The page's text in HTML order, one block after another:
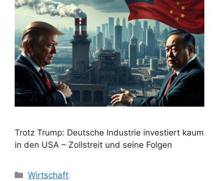
Trotz Trump: Deutsche Industrie investiert kaum
in den USA – Zollstreit und seine Folgen
Kategorien
Wirtschaft